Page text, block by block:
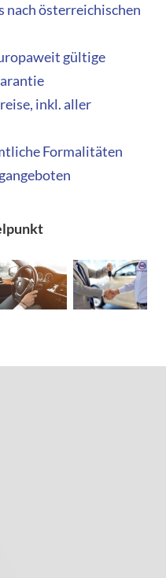
nach österreichischen
gültige
inkl. aller
Formalitäten